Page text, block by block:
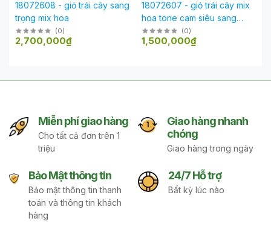
18072608 - giỏ trái cây sang
trọng mix hoa
(0)
2,700,000₫
18072607 - giỏ trái cây mix
hoa tone cam siêu sang
trọng phù hợp mọi dịp lễ
(0)
1,500,000₫
Miễn phí giao hàng
Cho tất cả đơn trên 1
triệu
Giao hàng nhanh
chóng
Giao hàng trong ngày
Bảo Mật thông tin
Bảo mật thông tin thanh
toán và thông tin khách
hàng
24/7 Hỗ trợ
Bất kỳ lúc nào